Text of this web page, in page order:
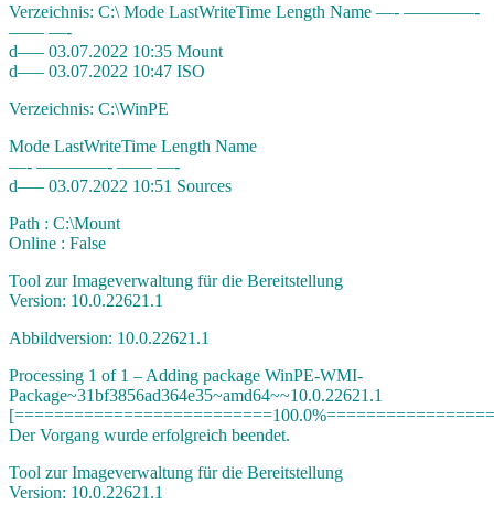
Verzeichnis: C:\ Mode LastWriteTime Length Name —- ————-
—— —-
d—– 03.07.2022 10:35 Mount
d—– 03.07.2022 10:47 ISO
Verzeichnis: C:\WinPE
Mode LastWriteTime Length Name
—- ————- —— —-
d—– 03.07.2022 10:51 Sources
Path : C:\Mount
Online : False
Tool zur Imageverwaltung für die Bereitstellung
Version: 10.0.22621.1
Abbildversion: 10.0.22621.1
Processing 1 of 1 – Adding package WinPE-WMI-
Package~31bf3856ad364e35~amd64~~10.0.22621.1
Der Vorgang wurde erfolgreich beendet.
Tool zur Imageverwaltung für die Bereitstellung
Version: 10.0.22621.1